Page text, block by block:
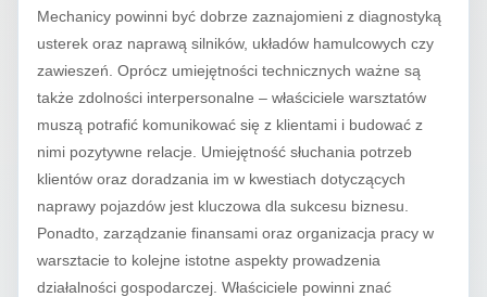
Mechanicy powinni być dobrze zaznajomieni z diagnostyką
usterek oraz naprawą silników, układów hamulcowych czy
zawieszeń. Oprócz umiejętności technicznych ważne są
także zdolności interpersonalne – właściciele warsztatów
muszą potrafić komunikować się z klientami i budować z
nimi pozytywne relacje. Umiejętność słuchania potrzeb
klientów oraz doradzania im w kwestiach dotyczących
naprawy pojazdów jest kluczowa dla sukcesu biznesu.
Ponadto, zarządzanie finansami oraz organizacja pracy w
warsztacie to kolejne istotne aspekty prowadzenia
działalności gospodarczej. Właściciele powinni znać